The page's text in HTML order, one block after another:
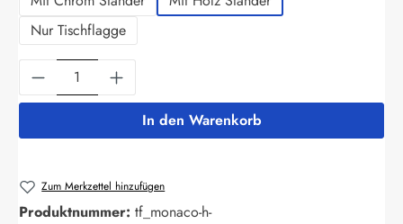
Nur Tischflagge
Produkt Anzahl: Gib den gewünschten
In den Warenkorb
Zum Merkzettel hinzufügen
Produktnummer: tf_monaco-h-